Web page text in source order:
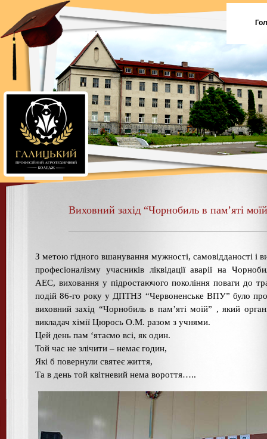
Виховний захід “Чорнобиль в пам’яті
З метою гідного вшанування мужності, самовідданості і
професіоналізму учасників ліквідації аварії на
АЕС, виховання у підростаючого покоління поваги до
подій 86-го року у ДПТНЗ “Червоненське ВПУ” було
виховний захід “Чорнобиль в пам’яті моїй” , який
викладач хімії Цюрось О.М. разом з учнями.
Цей день пам ‘ятаємо всі, як один.
Той час не злічити – немає годин,
Які б повернули святеє життя,
Та в день той квітневий нема вороття…..